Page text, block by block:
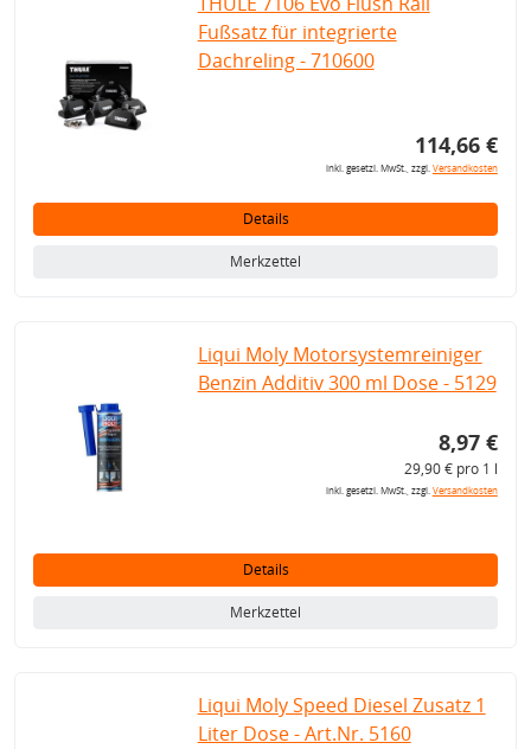
Fußsatz für integrierte
Dachreling - 710600
114,66 €
inkl. gesetzl. MwSt., zzgl.Versandkosten
Details
Merkzettel
Liqui Moly Motorsystemreiniger
Benzin Additiv 300 ml Dose - 5129
8,97 €
29,90 € pro 1 l
inkl. gesetzl. MwSt., zzgl.Versandkosten
Details
Merkzettel
Liqui Moly Speed Diesel Zusatz 1
Liter Dose - Art.Nr. 5160